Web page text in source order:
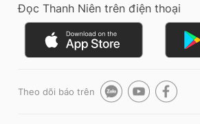
Đọc Thanh Niên trên điện thoại
Theo dõi báo trên